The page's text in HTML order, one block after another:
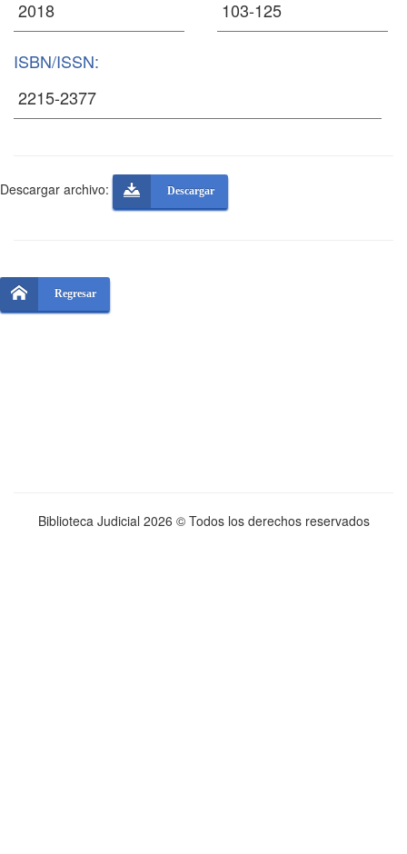
ISBN/ISSN:
Descargar archivo: Descargar
Regresar
Biblioteca Judicial 2026 © Todos los derechos reservados